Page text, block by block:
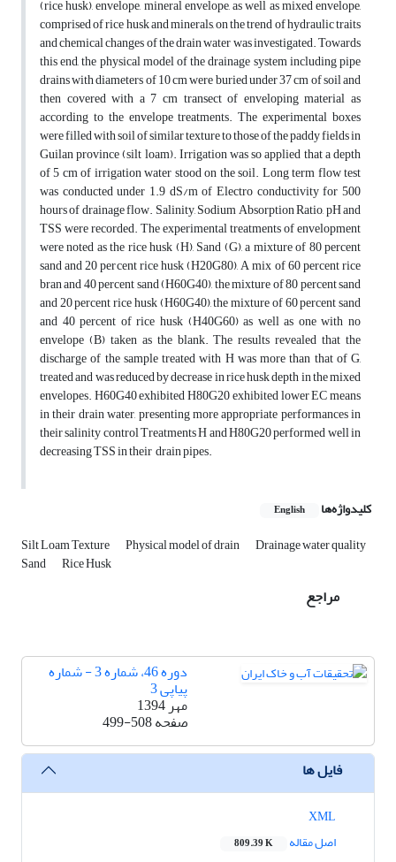
(rice husk), envelope, mineral envelope, as well as mixed envelope,
comprised of rice husk and minerals, on the trend of hydraulic traits
and chemical changes of the drain water was investigated. Towards
this end, the physical model of the drainage system including pipe
drains with diameters of 10 cm were buried under 37 cm of soil and
then covered with a 7 cm transect of enveloping material as
according to the envelope treatments. The experimental boxes
were filled with soil of similar texture to those of the paddy fields in
Guilan province (silt loam). Irrigation was so applied that a depth
of 5 cm of irrigation water stood on the soil. Long term flow test
was conducted under 1.9 dS/m of Electro conductivity for 500
hours of drainage flow. Salinity, Sodium Absorption Ratio, pH and
TSS were recorded. The experimental treatments of envelopment
were noted as the rice husk (H), Sand (G), a mixture of 80 percent
sand and 20 percent rice husk (H20G80), A mix of 60 percent rice
bran and 40 percent sand (H60G40), the mixture of 80 percent sand
and 20 percent rice husk (H60G40), the mixture of 60 percent sand
and 40 percent of rice husk (H40G60) as well as one with no
envelope (B) taken as the blank. The results revealed that the
discharge of the sample treated with H was more than that of G,
treated and was reduced by decrease in rice husk depth in the mixed
envelopes. H60G40 exhibited H80G20 exhibited lower EC means
in their drain water, presenting more appropriate performances in
their salinity control Treatments H and H80G20 performed well in
decreasing TSS in their drain pipes.
کلیدواژه‌ها English
Silt Loam Texture Physical model of drain Drainage water quality
Sand Rice Husk
مراجع
دوره 46، شماره 3 - شماره
پیاپی 3
مهر 1394
صفحه499-508
فایل ها
اصل مقاله
809.39 K